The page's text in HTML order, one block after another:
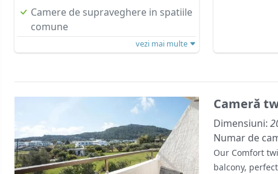
Camere de supraveghere in spatiile
comune
vezi mai multe
Cameră
Dimensiuni:
Numar de
Our Comfort
balcony,